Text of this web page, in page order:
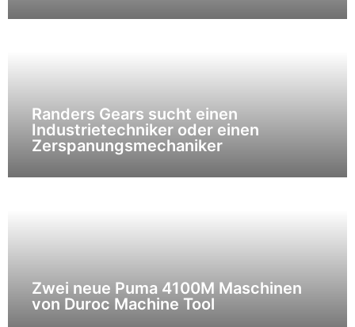
Randers Gears sucht einen
Industrietechniker oder einen
Zerspanungsmechaniker
Zwei neue Puma 4100M Maschinen
von Duroc Machine Tool